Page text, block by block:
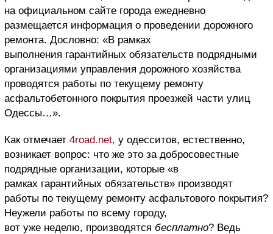
на официальном сайте города ежедневно
размещается информация о проведении дорожного
ремонта. Дословно: «В рамках
выполнения гарантийных обязательств подрядными
организациями управления дорожного хозяйства
проводятся работы по текущему ремонту
асфальтобетонного покрытия проезжей части улиц
Одессы…».
Как отмечает 4road.net, у одесситов, естественно,
возникает вопрос: что же это за добросовестные
подрядные организации, которые «в
рамках гарантийных обязательств» производят
работы по текущему ремонту асфальтового покрытия?
Неужели работы по всему городу,
вот уже неделю, производятся бесплатно? Ведь